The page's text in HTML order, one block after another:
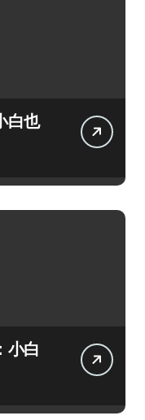
白也
小白